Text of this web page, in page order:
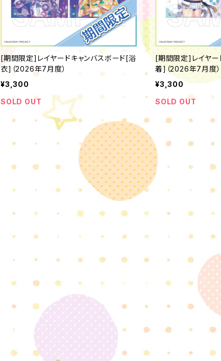
[期間限定]レイヤードキャンバスボード[浴
衣]（2026年7月度）
¥3,300
SOLD OUT
[期間限定]レイヤー
着]（2026年7月度）
¥3,300
SOLD OUT